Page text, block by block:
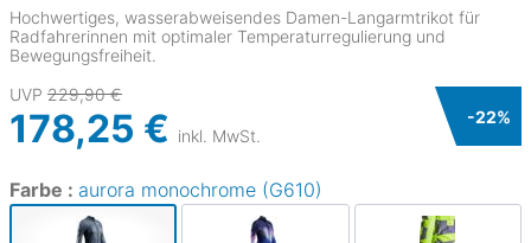
Hochwertiges, wasserabweisendes Damen-Langarmtrikot für
Radfahrerinnen mit optimaler Temperaturregulierung und
Bewegungsfreiheit.
UVP 229,90 €
178,25 € inkl. MwSt.
-22%
Farbe : aurora monochrome (G610)